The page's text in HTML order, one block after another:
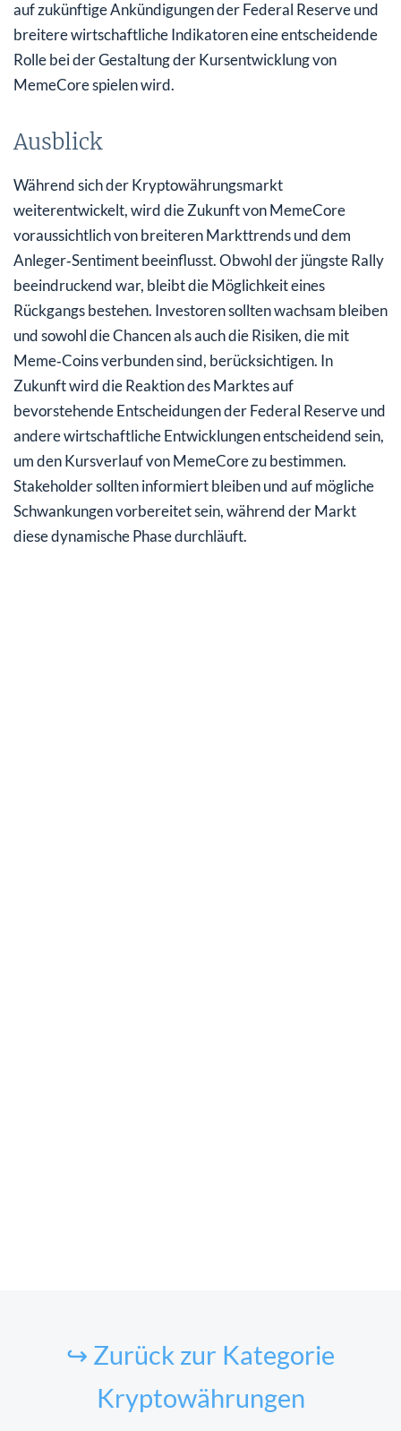
auf zukünftige Ankündigungen der Federal Reserve und
breitere wirtschaftliche Indikatoren eine entscheidende
Rolle bei der Gestaltung der Kursentwicklung von
MemeCore spielen wird.
Ausblick
Während sich der Kryptowährungsmarkt
weiterentwickelt, wird die Zukunft von MemeCore
voraussichtlich von breiteren Markttrends und dem
Anleger‑Sentiment beeinflusst. Obwohl der jüngste Rally
beeindruckend war, bleibt die Möglichkeit eines
Rückgangs bestehen. Investoren sollten wachsam bleiben
und sowohl die Chancen als auch die Risiken, die mit
Meme‑Coins verbunden sind, berücksichtigen. In
Zukunft wird die Reaktion des Marktes auf
bevorstehende Entscheidungen der Federal Reserve und
andere wirtschaftliche Entwicklungen entscheidend sein,
um den Kursverlauf von MemeCore zu bestimmen.
Stakeholder sollten informiert bleiben und auf mögliche
Schwankungen vorbereitet sein, während der Markt
diese dynamische Phase durchläuft.
↪ Zurück zur Kategorie
Kryptowährungen